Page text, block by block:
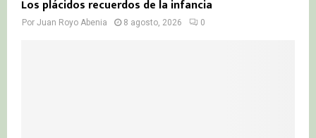
Los plácidos recuerdos de la infancia
Por Juan Royo Abenia 8 agosto, 2026 0